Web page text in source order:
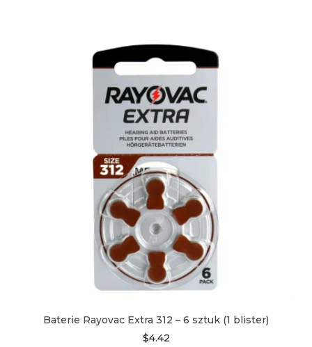
Baterie Rayovac Extra 312 – 6 sztuk (1 blister)
$4.42